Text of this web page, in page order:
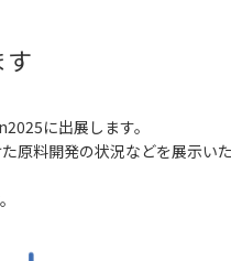
に出展します。
料開発の状況などを展示いた